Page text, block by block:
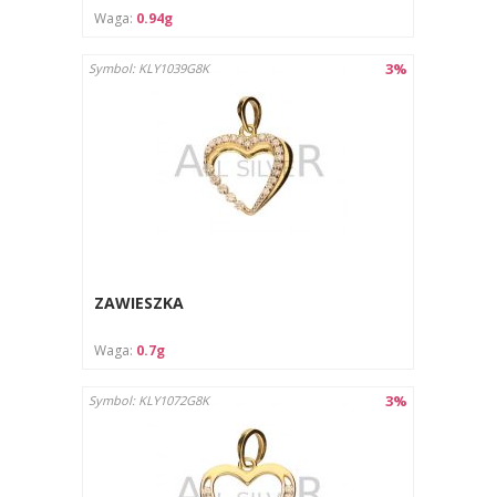
Waga: 0.94g
3%
Symbol: KLY1039G8K
ZAWIESZKA
Waga: 0.7g
3%
Symbol: KLY1072G8K